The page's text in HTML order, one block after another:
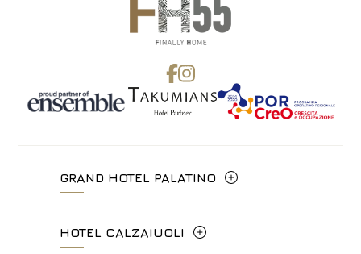
GRAND HOTEL PALATINO
+39 06 4814927
HOTEL CALZAIUOLI